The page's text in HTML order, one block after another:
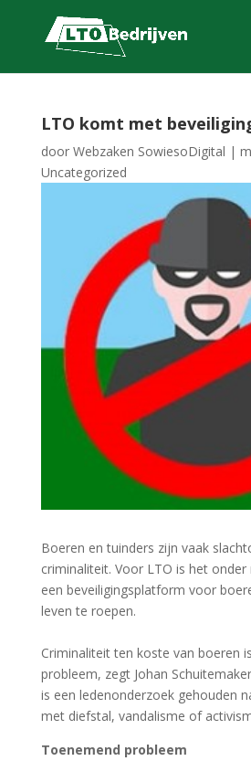
LTO komt met
door Webzaken SowiesoDigital |
Uncategorized
Boeren en tuinders zijn vaak
criminaliteit. Voor LTO is het
een beveiligingsplatform voor
leven te roepen.
Criminaliteit ten koste van boeren
probleem, zegt Johan
is een ledenonderzoek gehouden
met diefstal, vandalisme of
Toenemend probleem